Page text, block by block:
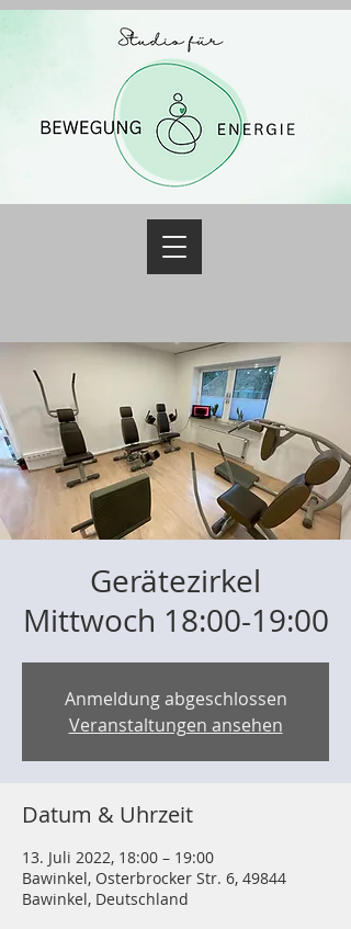
Gerätezirkel
Mittwoch 18:00-19:00
Anmeldung abgeschlossen
Veranstaltungen ansehen
Datum & Uhrzeit
13. Juli 2022, 18:00 – 19:00
Bawinkel, Osterbrocker Str. 6, 49844
Bawinkel, Deutschland